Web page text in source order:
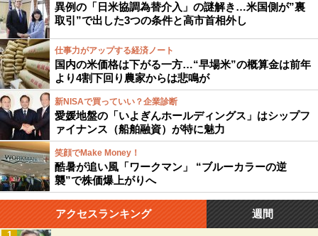
異例の「日米協調為替介入」の謎解き…米国側が”裏
取引”で出した3つの条件と高市首相外し
仕事力がアップする経済ノート
国内の米価格は下がる一方…“早場米”の概算金は前年
より4割下回り農家からは悲鳴が
新NISAで買っていい？企業診断
愛媛地盤の「いよぎんホールディングス」はシップフ
ァイナンス（船舶融資）が特に魅力
笑顔でMake Money！
酷暑が追い風「ワークマン」 “ブルーカラーの逆
襲”で株価爆上がりへ
アクセスランキング 週間